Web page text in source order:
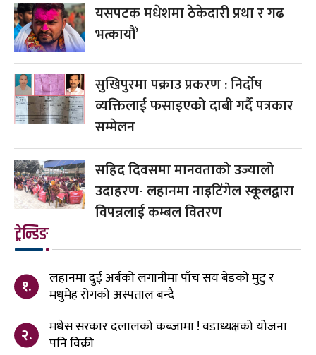
यसपटक मधेशमा ठेकेदारी प्रथा र गढ
भत्कायौं’
सुखिपुरमा पक्राउ प्रकरण : निर्दोष
व्यक्तिलाई फसाइएको दाबी गर्दै पत्रकार
सम्मेलन
सहिद दिवसमा मानवताको उज्यालो
उदाहरण- लहानमा नाइटिंगेल स्कूलद्वारा
विपन्नलाई कम्बल वितरण
ट्रेन्डिङ
१.
लहानमा दुई अर्बको लगानीमा पाँच सय बेडको मुटु र
मधुमेह रोगको अस्पताल बन्दै
२.
मधेस सरकार दलालको कब्जामा ! वडाध्यक्षको योजना
पनि विक्री